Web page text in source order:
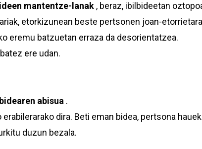
mantentze-lanak , beraz, ibilbideetan
etorkizunean beste pertsonen joan-
eremu batzuetan erraza da desorientatzea.
ere udan.
abisua .
dira. Beti eman bidea, pertsona
duzun bezala.